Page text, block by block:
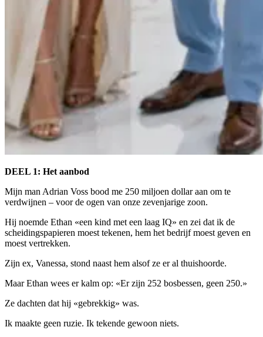
DEEL 1: Het aanbod
Mijn man Adrian Voss bood me 250 miljoen dollar aan om te
verdwijnen – voor de ogen van onze zevenjarige zoon.
Hij noemde Ethan «een kind met een laag IQ» en zei dat ik de
scheidingspapieren moest tekenen, hem het bedrijf moest geven en
moest vertrekken.
Zijn ex, Vanessa, stond naast hem alsof ze er al thuishoorde.
Maar Ethan wees er kalm op: «Er zijn 252 bosbessen, geen 250.»
Ze dachten dat hij «gebrekkig» was.
Ik maakte geen ruzie. Ik tekende gewoon niets.